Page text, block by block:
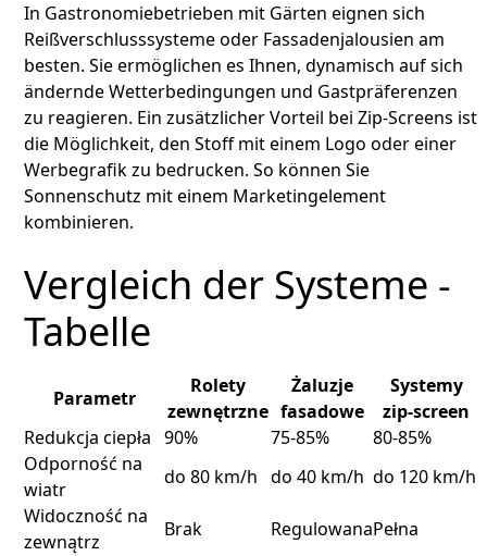
In Gastronomiebetrieben mit Gärten eignen sich
Reißverschlusssysteme oder Fassadenjalousien am
besten. Sie ermöglichen es Ihnen, dynamisch auf sich
ändernde Wetterbedingungen und Gastpräferenzen
zu reagieren. Ein zusätzlicher Vorteil bei Zip-Screens ist
die Möglichkeit, den Stoff mit einem Logo oder einer
Werbegrafik zu bedrucken. So können Sie
Sonnenschutz mit einem Marketingelement
kombinieren.
Vergleich der Systeme -
Tabelle
Parametr
Rolety
zewnętrzne
Żaluzje
fasadowe
Systemy
zip-screen
Redukcja ciepła
90% 75-85%
80-85%
Odporność na
wiatr
do 80 km/h do 40 km/h do 120 km/h
Widoczność na
zewnątrz
Brak RegulowanaPełna